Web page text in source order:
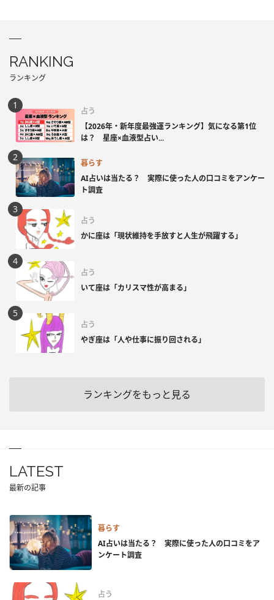
RANKING
ランキング
占う
【2026年・新年度最強運ランキング】気になる第1位
は？ 星座×血液型占い...
暮らす
AI占いは当たる？ 実際に使った人の口コミをアンケー
ト調査
占う
かに座は「現状維持を手放すと人生が飛躍する」
占う
いて座は「カリスマ性が高まる」
占う
やぎ座は「人や仕事に振り回される」
ランキングをもっと見る
LATEST
最新の記事
暮らす
AI占いは当たる？ 実際に使った人の口コミをア
ンケート調査
占う